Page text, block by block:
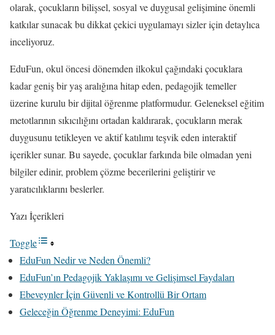
olarak, çocukların bilişsel, sosyal ve duygusal gelişimine önemli
katkılar sunacak bu dikkat çekici uygulamayı sizler için detaylıca
inceliyoruz.
EduFun, okul öncesi dönemden ilkokul çağındaki çocuklara
kadar geniş bir yaş aralığına hitap eden, pedagojik temeller
üzerine kurulu bir dijital öğrenme platformudur. Geleneksel eğitim
metotlarının sıkıcılığını ortadan kaldırarak, çocukların merak
duygusunu tetikleyen ve aktif katılımı teşvik eden interaktif
içerikler sunar. Bu sayede, çocuklar farkında bile olmadan yeni
bilgiler edinir, problem çözme becerilerini geliştirir ve
yaratıcılıklarını beslerler.
Yazı İçerikleri
Toggle
EduFun Nedir ve Neden Önemli?
EduFun’ın Pedagojik Yaklaşımı ve Gelişimsel Faydaları
Ebeveynler İçin Güvenli ve Kontrollü Bir Ortam
Geleceğin Öğrenme Deneyimi: EduFun